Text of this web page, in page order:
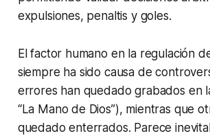
expulsiones, penaltis y goles.
El factor humano en la regulación
siempre ha sido causa de
errores han quedado grabados en
“La Mano de Dios”), mientras que
quedado enterrados. Parece